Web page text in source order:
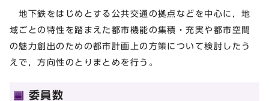
地下鉄をはじめとする公共交通の拠点などを中心に，地
域ごとの特性を踏まえた都市機能の集積・充実や都市空間
の魅力創出のための都市計画上の方策について検討したう
えで，方向性のとりまとめを行う。
委員数